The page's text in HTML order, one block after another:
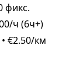
фикс.
ч (6ч+)
€2.50/км